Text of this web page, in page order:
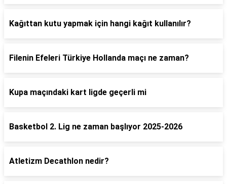
Kağıttan kutu yapmak için hangi kağıt kullanılır?
Filenin Efeleri Türkiye Hollanda maçı ne zaman?
Kupa maçındaki kart ligde geçerli mi
Basketbol 2. Lig ne zaman başlıyor 2025-2026
Atletizm Decathlon nedir?